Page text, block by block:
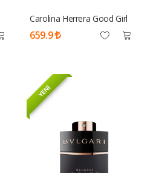
Carolina Herrera Good Girl
Edp 80 ML Tester Parfüm
Kadın
659.9
YENİ